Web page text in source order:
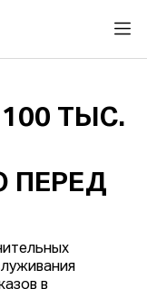
ТЫС.
ПЕРЕД
в